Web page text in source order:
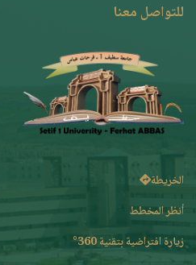
للتواصل معنا
الخريطة
أنظر المخطط
زيارة افتراضية بتقنية 360°